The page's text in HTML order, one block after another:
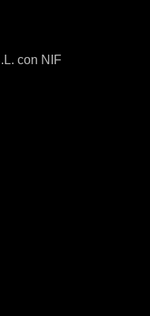
con NIF